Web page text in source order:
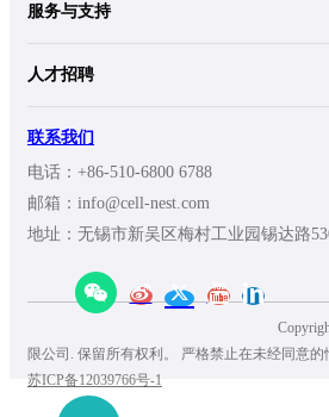
服务与支持
人才招聘
联系我们
电话：+86-510-6800 6788
邮箱：info@cell-nest.com
地址：无锡市新吴区梅村工业园锡达路
限公司. 保留所有权利。 严格禁止在未经同意的
苏ICP备12039766号-1